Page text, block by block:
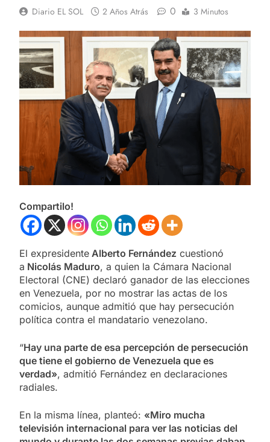
Diario EL SOL 2 Años Atrás 0 3 Minutos
Compartilo!
El expresidente Alberto Fernández cuestionó
a Nicolás Maduro, a quien la Cámara Nacional
Electoral (CNE) declaró ganador de las elecciones
en Venezuela, por no mostrar las actas de los
comicios, aunque admitió que hay persecución
política contra el mandatario venezolano.
“Hay una parte de esa percepción de persecución
que tiene el gobierno de Venezuela que es
verdad», admitió Fernández en declaraciones
radiales.
En la misma línea, planteó: «Miro mucha
televisión internacional para ver las noticias del